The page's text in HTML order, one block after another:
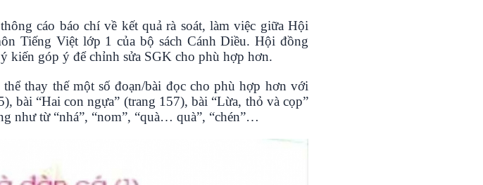
cáo báo chí về kết quả rà soát, làm việc giữa Hội
Tiếng Việt lớp 1 của bộ sách Cánh Diều. Hội đồng
kiến góp ý để chỉnh sửa SGK cho phù hợp hơn.
thay thế một số đoạn/bài đọc cho phù hợp hơn với
bài “Hai con ngựa” (trang 157), bài “Lừa, thỏ và cọp”
như từ “nhá”, “nom”, “quà… quà”, “chén”…